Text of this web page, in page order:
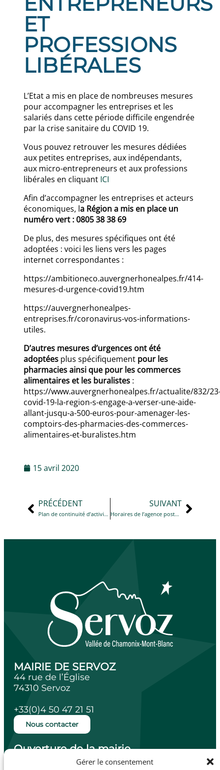
Gérer le consentement
ET
PROFESSIONS
LIBÉRALES
L’Etat a mis en place de nombreuses mesures
pour accompagner les entreprises et les
salariés dans cette période difficile engendrée
par la crise sanitaire du COVID 19.
Vous pouvez retrouver les mesures dédiées
aux petites entreprises, aux indépendants,
aux micro-entrepreneurs et aux professions
libérales en cliquant ICI
Afin d’accompagner les entreprises et acteurs
économiques, la Région a mis en place un
numéro vert : 0805 38 38 69
De plus, des mesures spécifiques ont été
adoptées : voici les liens vers les pages
internet correspondantes :
https://ambitioneco.auvergnerhonealpes.fr/414-
mesures-d-urgence-covid19.htm
https://auvergnerhonealpes-
entreprises.fr/coronavirus-vos-informations-
utiles.
D’autres mesures d’urgences ont été
adoptées plus spécifiquement pour les
pharmacies ainsi que pour les commerces
alimentaires et les buralistes :
https://www.auvergnerhonealpes.fr/actualite/832/
covid-19-la-region-s-engage-a-verser-une-aide-
allant-jusqu-a-500-euros-pour-amenager-les-
comptoirs-des-pharmacies-des-commerces-
alimentaires-et-buralistes.htm
15 avril 2020
PRÉCÉDENT
Plan de continuité d’activités de la commune
SUIVANT
Horaires de l’agence postale et des levées de la Poste
MAIRIE DE SERVOZ
44 rue de l’Église
74310 Servoz
+33(0)4 50 47 21 51
Nous contacter
Ouverture de la mairie
Lundi, mardi, jeudi et vendredi de 14h à